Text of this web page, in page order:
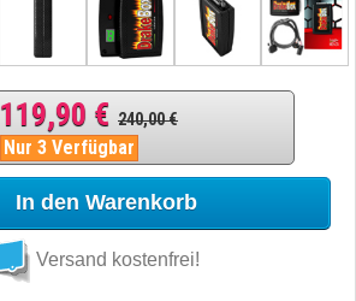
119,90 € 240,00 €
Nur 3 Verfügbar
In den Warenkorb
Versand kostenfrei!